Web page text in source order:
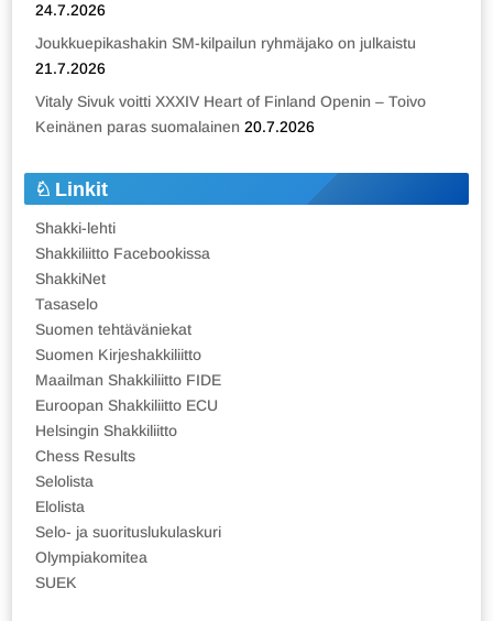
24.7.2026
Joukkuepikashakin SM-kilpailun ryhmäjako on julkaistu
21.7.2026
Vitaly Sivuk voitti XXXIV Heart of Finland Openin – Toivo
Keinänen paras suomalainen 20.7.2026
Linkit
Shakki-lehti
Shakkiliitto Facebookissa
ShakkiNet
Tasaselo
Suomen tehtäväniekat
Suomen Kirjeshakkiliitto
Maailman Shakkiliitto FIDE
Euroopan Shakkiliitto ECU
Helsingin Shakkiliitto
Chess Results
Selolista
Elolista
Selo- ja suorituslukulaskuri
Olympiakomitea
SUEK